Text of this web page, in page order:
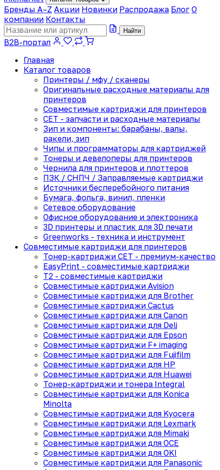
Бренды A–Z Акции Новинки Распродажа Блог О
компании Контакты
Найти
B2B-портал
Главная
Каталог товаров
Принтеры / мфу / сканеры
Оригинальные расходные материалы для
принтеров
Совместимые картриджи для принтеров
CET - запчасти и расходные материалы
Зип и компоненты: барабаны, валы,
ракели, зип
Чипы и программаторы для картриджей
Тонеры и девелоперы для принтеров
Чернила для принтеров и плоттеров
ПЗК / СНПЧ / Заправляемые картриджи
Источники бесперебойного питания
Бумага, фольга, винил, пленки
Сетевое оборудование
Офисное оборудование и электроника
3D принтеры и пластик для 3D печати
Greenworks - техника и инструмент
Совместимые картриджи для принтеров
Тонер-картриджи CET - премиум-качество
EasyPrint - cовместимые картриджи
T2 - совместимые картриджи
Совместимые картриджи Avision
Совместимые картриджи для Brother
Совместимые картриджи Cactus
Совместимые картриджи для Canon
Совместимые картриджи для Deli
Совместимые картриджи для Epson
Совместимые картриджи F+ imaging
Совместимые картриджи для Fujifilm
Совместимые картриджи для HP
Совместимые картриджи для Huawei
Тонер-картриджи и тонера Integral
Совместимые картриджи для Konica
Minolta
Совместимые картриджи для Kyocera
Совместимые картриджи для Lexmark
Совместимые картриджи для Mimaki
Совместимые картриджи для OCE
Совместимые картриджи для OKI
Совместимые картриджи для Panasonic